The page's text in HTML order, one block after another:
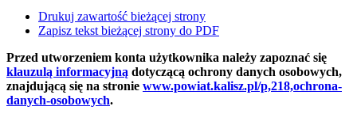
Drukuj zawartość bieżącej strony
Zapisz tekst bieżącej strony do PDF
Przed utworzeniem konta użytkownika należy zapoznać się
klauzulą informacyjną dotyczącą ochrony danych osobowych,
znajdującą się na stronie www.powiat.kalisz.pl/p,218,ochrona-
danych-osobowych.